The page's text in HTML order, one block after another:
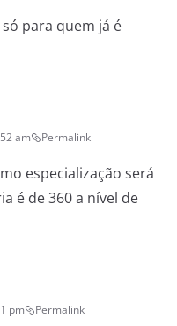
para quem já é
am Permalink
especialização será
é de 360 a nível de
pm Permalink